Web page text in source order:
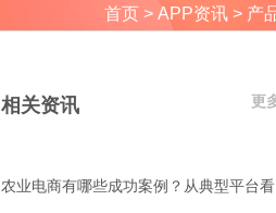
首页 > APP资讯 > 产
相关资讯 更